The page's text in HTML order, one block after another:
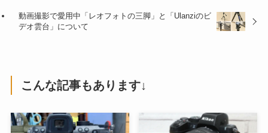
動画撮影で愛用中「レオフォトの三脚」と「Ulanziのビ
デオ雲台」について
こんな記事もあります↓